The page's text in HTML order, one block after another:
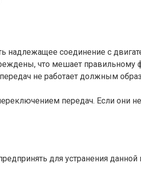
соединение с
что мешает правильному
не работает должным
передач. Если они
для устранения